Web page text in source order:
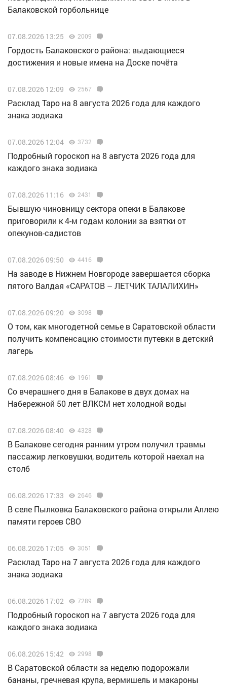
Балаковской горбольнице
07.08.2026 13:25 2009
Гордость Балаковского района: выдающиеся
достижения и новые имена на Доске почёта
07.08.2026 12:09 2567
Расклад Таро на 8 августа 2026 года для каждого
знака зодиака
07.08.2026 12:04 3732
Подробный гороскоп на 8 августа 2026 года для
каждого знака зодиака
07.08.2026 11:16 2431
Бывшую чиновницу сектора опеки в Балакове
приговорили к 4-м годам колонии за взятки от
опекунов-садистов
07.08.2026 09:50 4416
Н️а заводе в Нижнем Новгороде завершается сборка
пятого Валдая «САРАТОВ – ЛЕТЧИК ТАЛАЛИХИН»
07.08.2026 09:20 3098
О том, как многодетной семье в Саратовской области
получить компенсацию стоимости путевки в детский
лагерь
07.08.2026 08:46 1961
Со вчерашнего дня в Балакове в двух домах на
Набережной 50 лет ВЛКСМ нет холодной воды
07.08.2026 08:40 4328
В Балакове сегодня ранним утром получил травмы
пассажир легковушки, водитель которой наехал на
столб
06.08.2026 17:33 2646
В селе Пылковка Балаковского района открыли Аллею
памяти героев СВО
06.08.2026 17:05 3051
Расклад Таро на 7 августа 2026 года для каждого
знака зодиака
06.08.2026 17:02 7289
Подробный гороскоп на 7 августа 2026 года для
каждого знака зодиака
06.08.2026 15:42 2998
В Саратовской области за неделю подорожали
бананы, гречневая крупа, вермишель и макароны